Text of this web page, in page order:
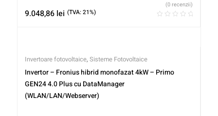
9.048,86 lei (TVA: 21%)
(0 recenzii)
Invertoare fotovoltaice, Sisteme Fotovoltaice
Invertor – Fronius hibrid monofazat 4kW – Primo
GEN24 4.0 Plus cu DataManager
(WLAN/LAN/Webserver)